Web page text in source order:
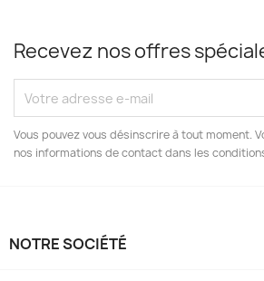
Recevez nos offres
Vous pouvez vous désinscrire à tout moment.
nos informations de contact dans les
NOTRE SOCIÉTÉ